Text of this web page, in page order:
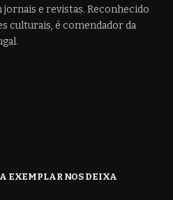
e revistas. Reconhecido
culturais, é comendador da
EXEMPLAR NOS DEIXA